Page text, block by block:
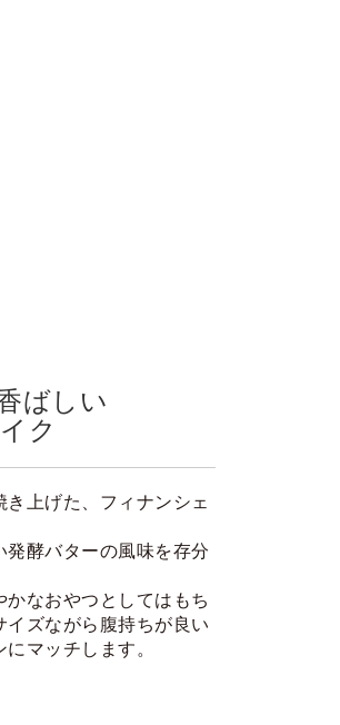
ばしい
ク
上げた、フィナンシェ
酵バターの風味を存分
なおやつとしてはもち
ズながら腹持ちが良い
マッチします。